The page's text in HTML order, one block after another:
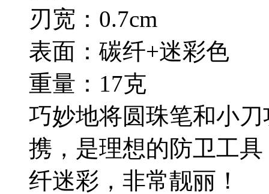
刃宽：0.7cm
表面：碳纤+迷彩色
重量：17克
巧妙地将圆珠笔和小
携，是理想的防卫工
纤迷彩，非常靓丽！